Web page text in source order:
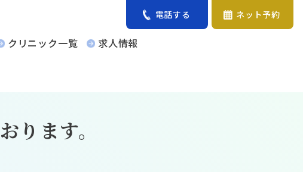
電話する ネット予約
クリニック一覧 求人情報
ます。